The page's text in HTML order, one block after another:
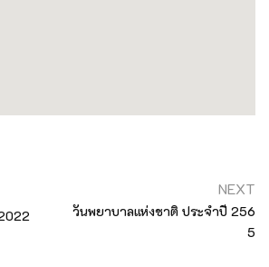
NEXT
วันพยาบาลแห่งชาติ ประจำปี 256
5